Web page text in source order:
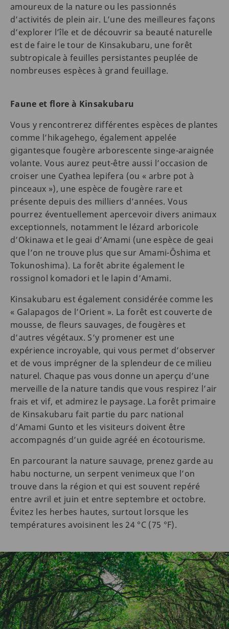
amoureux de la nature ou les passionnés
d’activités de plein air. L’une des meilleures façons
d’explorer l’île et de découvrir sa beauté naturelle
est de faire le tour de Kinsakubaru, une forêt
subtropicale à feuilles persistantes peuplée de
nombreuses espèces à grand feuillage.
Faune et flore à Kinsakubaru
Vous y rencontrerez différentes espèces de plantes
comme l’hikagehego, également appelée
gigantesque fougère arborescente singe-araignée
volante. Vous aurez peut-être aussi l’occasion de
croiser une Cyathea lepifera (ou « arbre pot à
pinceaux »), une espèce de fougère rare et
présente depuis des milliers d’années. Vous
pourrez éventuellement apercevoir divers animaux
exceptionnels, notamment le lézard arboricole
d’Okinawa et le geai d’Amami (une espèce de geai
que l’on ne trouve plus que sur Amami-Ōshima et
Tokunoshima). La forêt abrite également le
rossignol komadori et le lapin d’Amami.
Kinsakubaru est également considérée comme les
« Galapagos de l’Orient ». La forêt est couverte de
mousse, de fleurs sauvages, de fougères et
d’autres végétaux. S’y promener est une
expérience incroyable, qui vous permet d’observer
et de vous imprégner de la splendeur de ce milieu
naturel. Chaque pas vous donne un aperçu d’une
merveille de la nature tandis que vous respirez l’air
frais et vif, et admirez le paysage. La forêt primaire
de Kinsakubaru fait partie du parc national
d’Amami Gunto et les visiteurs doivent être
accompagnés d’un guide agréé en écotourisme.
En parcourant la nature sauvage, prenez garde au
habu nocturne, un serpent venimeux que l’on
trouve dans la région et qui est souvent repéré
entre avril et juin et entre septembre et octobre.
Évitez les herbes hautes, surtout lorsque les
températures avoisinent les 24 °C (75 °F).